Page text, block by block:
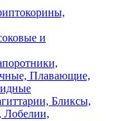
и
Плавающие,
Бликсы,
Лобелии,